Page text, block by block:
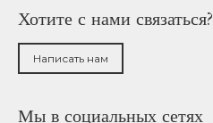
Хотите с нами связаться?
Написать нам